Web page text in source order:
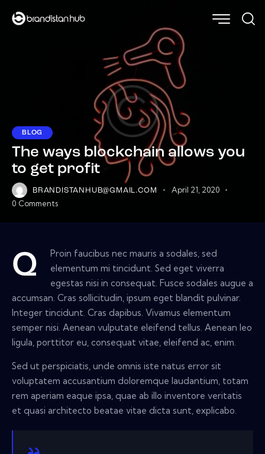
BLOG
The ways blockchain allows you
to get profit
BRANDISTANHUB@GMAIL.COM
April 21, 2020
0 Comments
Q
Proin faucibus nec mauris a sodales, sed
elementum mi tincidunt. Sed eget viverra
egestas nisi in consequat. Fusce sodales augue a
accumsan. Cras sollicitudin, ipsum eget blandit pulvinar.
Integer tincidunt. Cras dapibus. Vivamus elementum
semper nisi. Aenean vulputate eleifend tellus. Aenean leo
ligula, porttitor eu, consequat vitae, eleifend ac, enim.
Sed ut perspiciatis, unde omnis iste natus error sit
voluptatem accusantium doloremque laudantium, totam
rem aperiam eaque ipsa, quae ab illo inventore veritatis
et quasi architecto beatae vitae dicta sunt, explicabo.